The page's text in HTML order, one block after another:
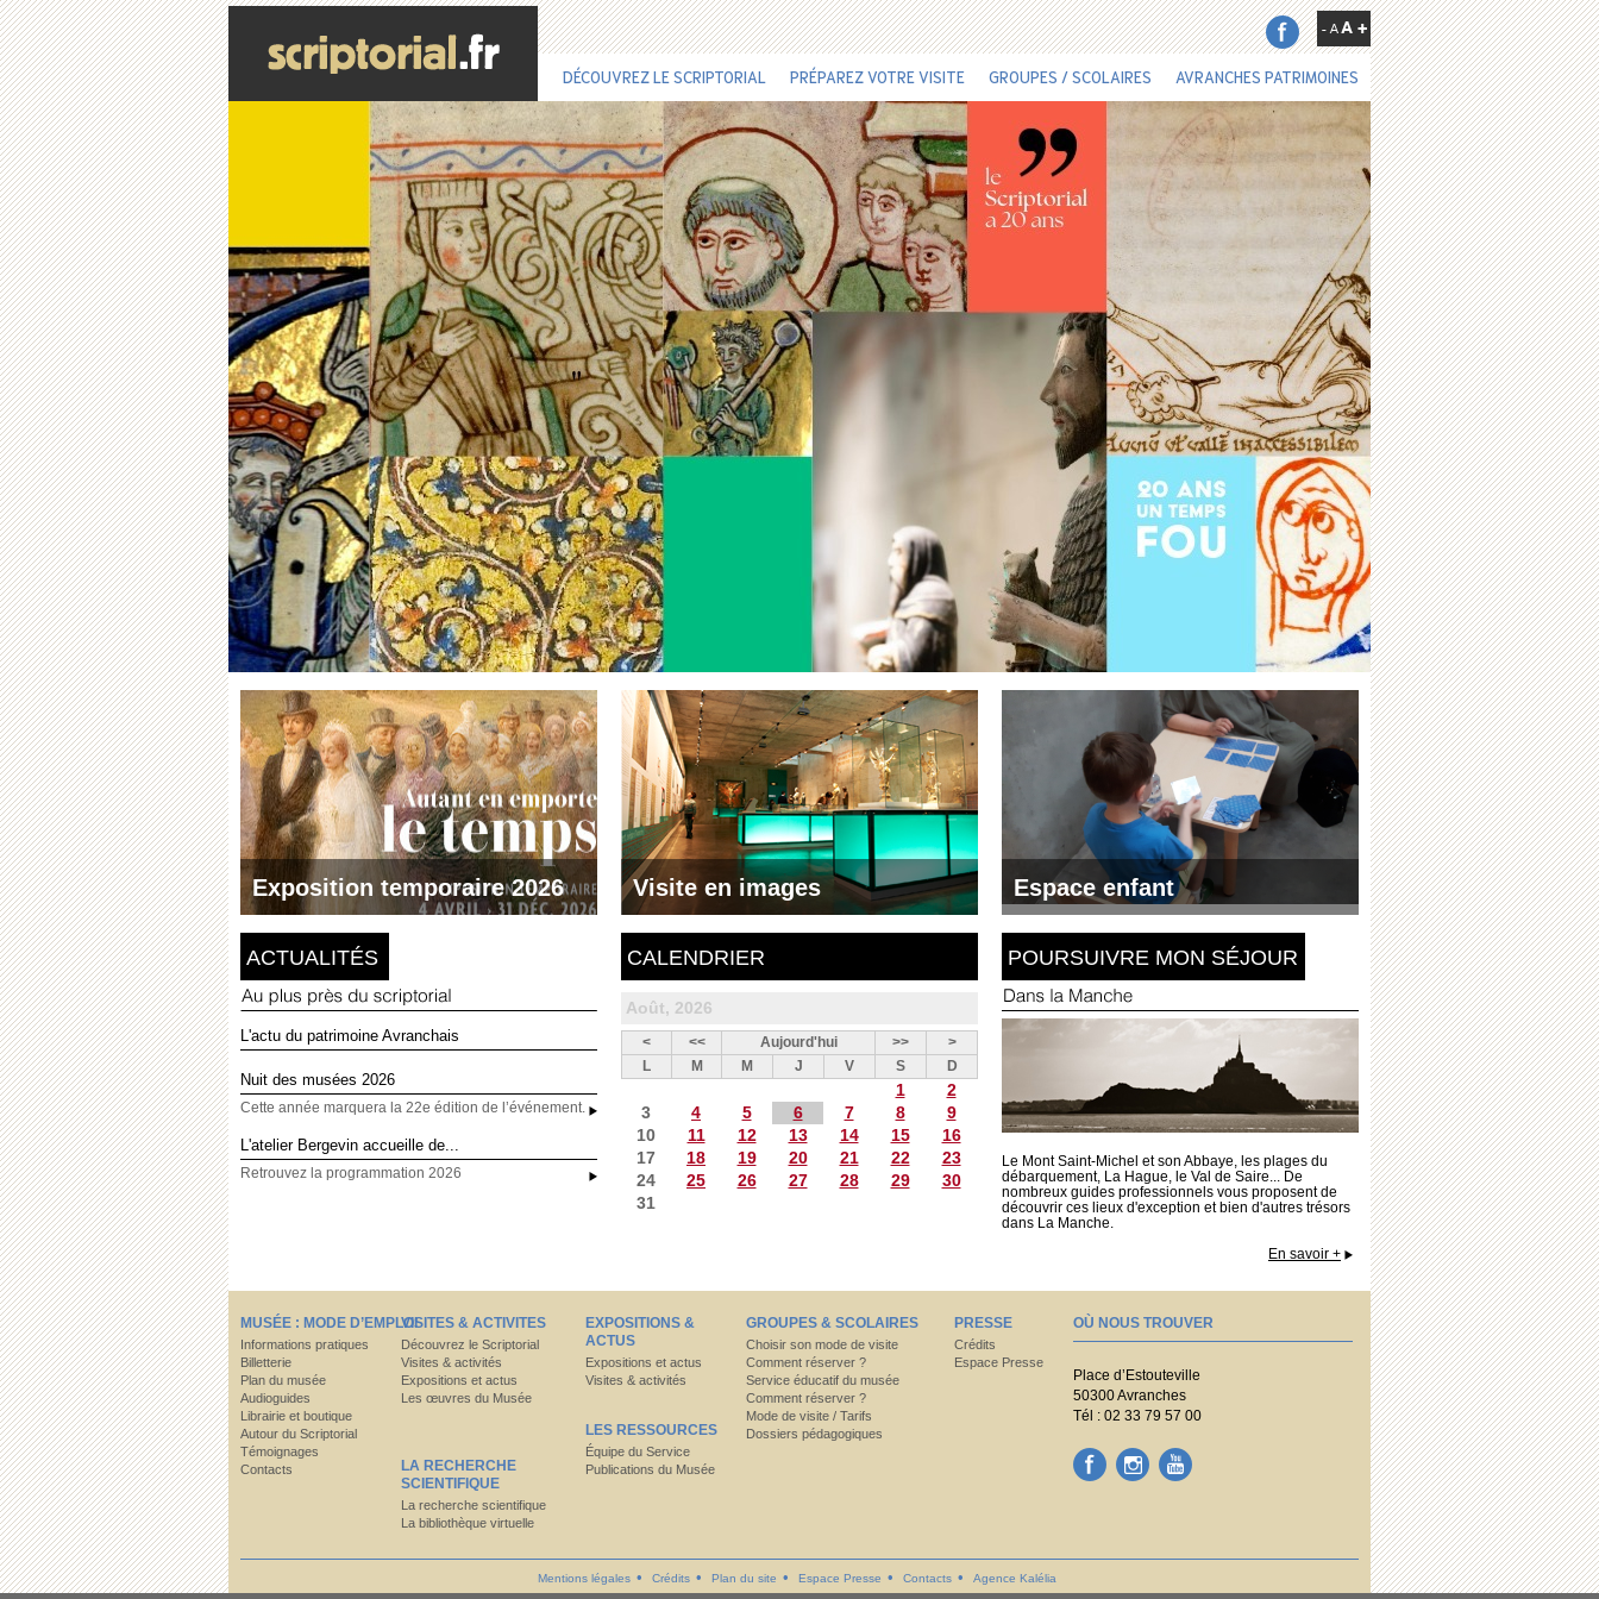
DÉCOUVREZ LE SCRIPTORIAL PRÉPAREZ VOTRE VISITE GROUPES / SCOLAIRES AVRANCHES PATRIMOINES
Exposition temporaire 2026 Visite en images Espace enfant
ACTUALITÉS
L'actu du patrimoine Avranchais
Nuit des musées 2026
Cette année marquera la 22e édition de l’événement.
L'atelier Bergevin accueille de...
Retrouvez la programmation 2026
CALENDRIER
Août, 2026
< << Aujourd'hui >>
>
L
M M J V S D
1
2
3
4 5 6 7 8
9
10
11 12 13 14 15
16
17
18 19 20 21 22
23
24
25 26 27 28 29
30
31
POURSUIVRE MON SÉJOUR
Le Mont Saint-Michel et son Abbaye, les plages du
débarquement, La Hague, le Val de Saire... De
nombreux guides professionnels vous proposent de
découvrir ces lieux d'exception et bien d'autres trésors
dans La Manche.
En savoir +
MUSÉE : MODE D’EMPLOI
Informations pratiques
Billetterie
Plan du musée
Audioguides
Librairie et boutique
Autour du Scriptorial
Témoignages
Contacts
VISITES & ACTIVITES
Découvrez le Scriptorial
Visites & activités
Expositions et actus
Les œuvres du Musée
LA RECHERCHE
SCIENTIFIQUE
La recherche scientifique
La bibliothèque virtuelle
EXPOSITIONS &
ACTUS
Expositions et actus
Visites & activités
LES RESSOURCES
Équipe du Service
Publications du Musée
GROUPES & SCOLAIRES
Choisir son mode de visite
Comment réserver ?
Service éducatif du musée
Comment réserver ?
Mode de visite / Tarifs
Dossiers pédagogiques
PRESSE
Crédits
Espace Presse
OÙ NOUS TROUVER
Place d’Estouteville
50300 Avranches
Tél : 02 33 79 57 00
Mentions légales Crédits Plan du site Espace Presse Contacts Agence Kalélia